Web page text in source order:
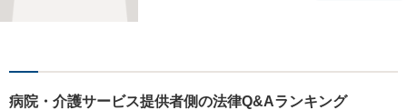
ぐように、丁寧にお悩みをお
伺いいたします。
病院・介護サービス提供者側の法律Q&Aランキング